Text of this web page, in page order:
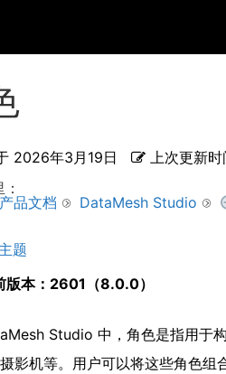
2026年3月19日 上次更新时
产品文档 DataMesh Studio
题
版本：2601（8.0.0）
Studio 中，角色是指用于
影机等。用户可以将这些角色组